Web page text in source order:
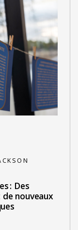
: Des
nouveaux